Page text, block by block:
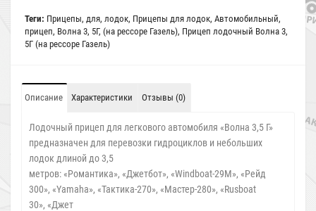
Теги: Прицепы, для, лодок, Прицепы для лодок, Автомобильный,
прицеп, Волна 3, 5Г, (на рессоре Газель), Прицеп лодочный Волна 3,
5Г (на рессоре Газель)
Описание Характеристики Отзывы (0)
Лодочный прицеп для легкового автомобиля «Волна 3,5 Г»
предназначен для перевозки гидроциклов и небольших
лодок длиной до 3,5
метров: «Романтика», «Джетбот», «Windboat-29M», «Рейд
300», «Yamaha», «Тактика-270», «Мастер-280», «Rusboat
30», «Джет